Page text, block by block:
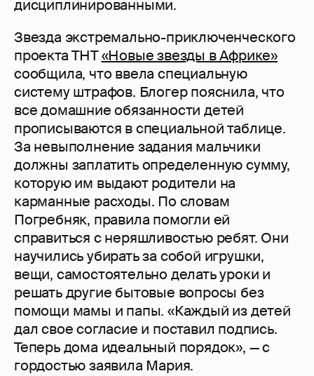
дисциплинированными.
Звезда экстремально-приключенческого
проекта ТНТ«Новые звезды в Африке»
сообщила, что ввела специальную
систему штрафов. Блогер пояснила, что
все домашние обязанности детей
прописываются в специальной таблице.
За невыполнение задания мальчики
должны заплатить определенную сумму,
которую им выдают родители на
карманные расходы. По словам
Погребняк, правила помогли ей
справиться с неряшливостью ребят. Они
научились убирать за собой игрушки,
вещи, самостоятельно делать уроки и
решать другие бытовые вопросы без
помощи мамы и папы. «Каждый из детей
дал свое согласие и поставил подпись.
Теперь дома идеальный порядок», — с
гордостью заявила Мария.